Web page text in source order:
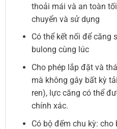
thoải mái và an toàn
chuyển và sử dụng
Có thể kết nối để căng
bulong cùng lúc
Cho phép lắp đặt và
mà không gây bất kỳ
ren), lực căng có thể
chính xác.
Có bộ đếm chu kỳ: